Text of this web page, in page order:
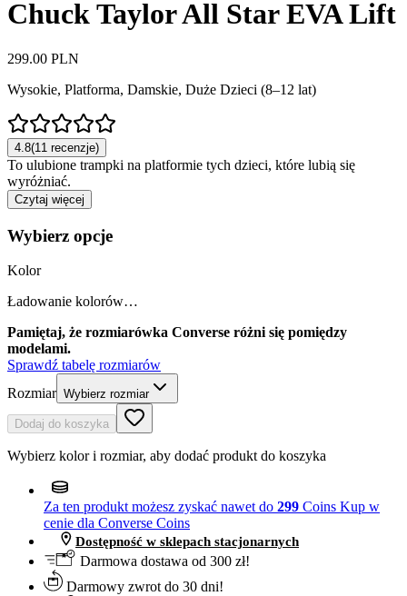
Chuck Taylor All Star EVA Lift
299.00 PLN
Wysokie, Platforma, Damskie, Duże Dzieci (8–12 lat)
4.8(11 recenzje)
To ulubione trampki na platformie tych dzieci, które lubią się
wyróżniać.
Czytaj więcej
Wybierz opcje
Kolor
Ładowanie kolorów…
Pamiętaj, że rozmiarówka Converse różni się pomiędzy
modelami.
Sprawdź tabelę rozmiarów
Rozmiar Wybierz rozmiar
Dodaj do koszyka
Wybierz kolor i rozmiar, aby dodać produkt do koszyka
Za ten produkt możesz zyskać nawet do 299 Coins Kup w
cenie dla Converse Coins
Dostępność w sklepach stacjonarnych
Darmowa dostawa od 300 zł!
Darmowy zwrot do 30 dni!